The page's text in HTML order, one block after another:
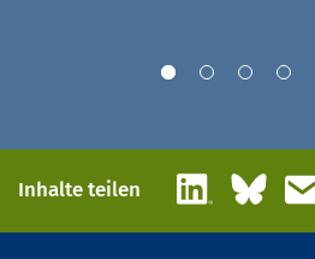
Inhalte teilen LinkedIn